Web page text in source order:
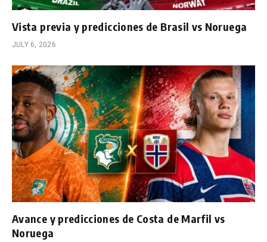
Vista previa y predicciones de Brasil vs Noruega
JULY 6, 2026
Avance y predicciones de Costa de Marfil vs
Noruega